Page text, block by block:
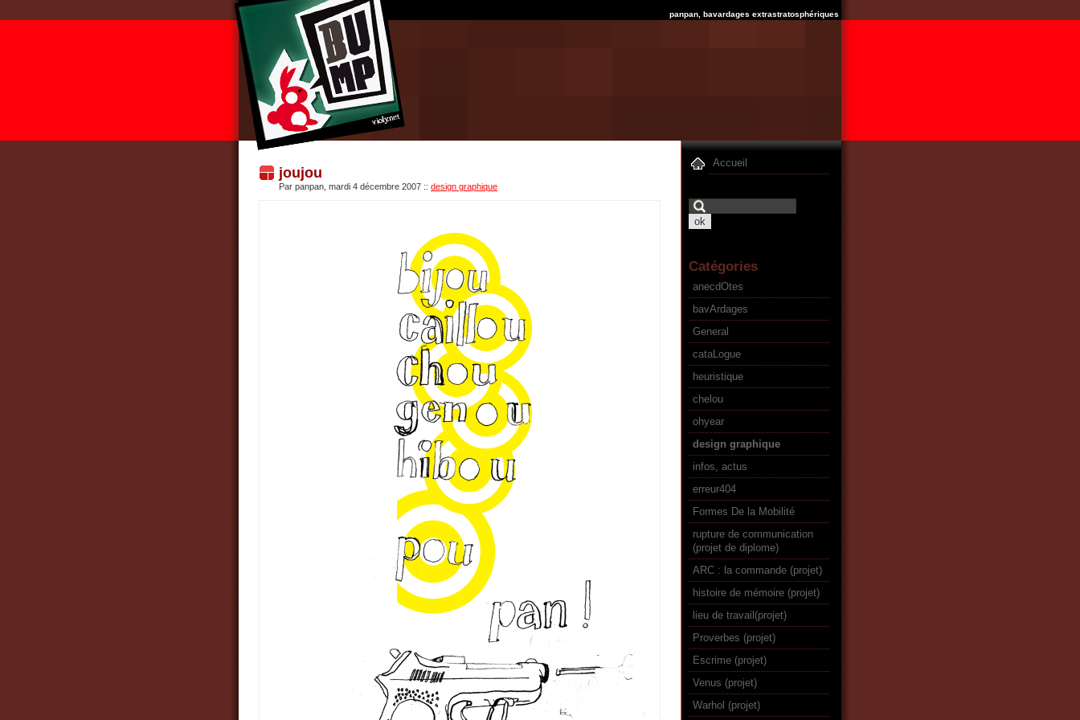
panpan, bavardages extrastratosphériques
joujou
Par panpan, mardi 4 décembre 2007 :: design graphique
Accueil
Catégories
anecdOtes
bavArdages
General
cataLogue
heuristique
chelou
ohyear
design graphique
infos, actus
erreur404
Formes De la Mobilité
rupture de communication
(projet de diplome)
ARC : la commande (projet)
histoire de mémoire (projet)
lieu de travail(projet)
Proverbes (projet)
Escrime (projet)
Venus (projet)
Warhol (projet)